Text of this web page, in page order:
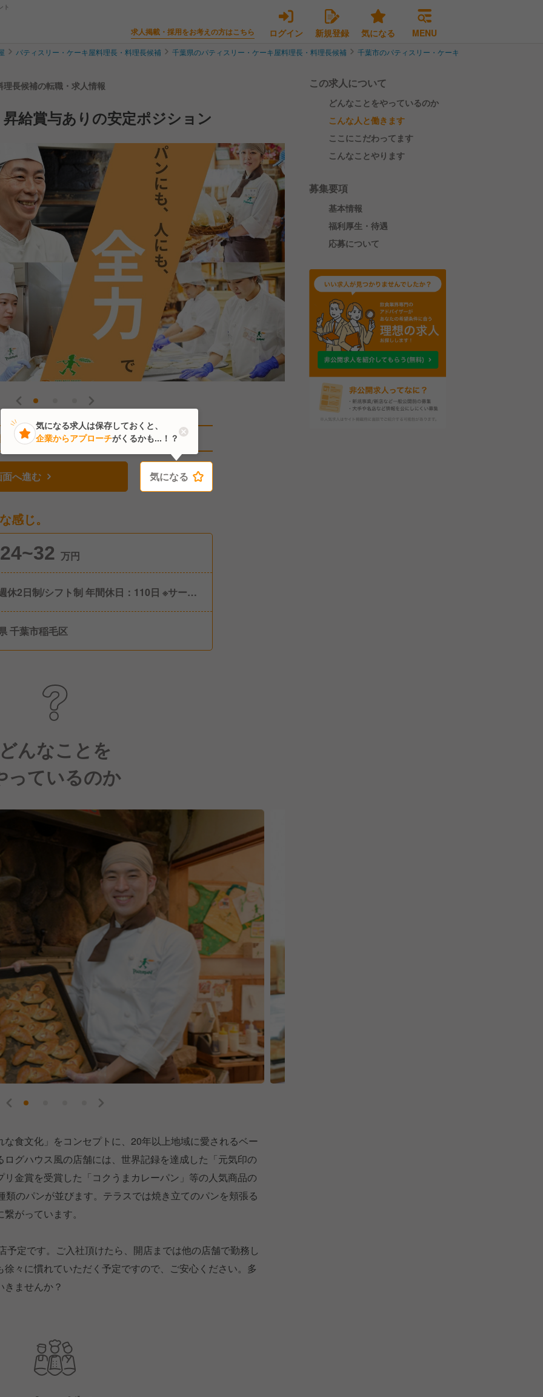
ト
求人掲載・採用をお考えの方はこちら ログイン 新規登録 気になる MENU
パティスリー・ケーキ屋料理長・料理長候補 千葉県のパティスリー・ケーキ屋料理長・料理長候補 千葉市のパティスリー・ケーキ屋料理長・料理長候補
長候補の転職・求人情報
給賞与ありの安定ポジション
近2人がこの求人を検討中
へ進む 気になる
感じ。
24~32 万円
休2日制/シフト制 年間休日：110日 ※サービ
暇、慶弔休暇、産前・産後休暇、育児休暇、
暇 備考：育児休業 、子の看護休暇等、路面
した。復帰後も、時短勤務等をしながら、培
ャリアを活かし活躍する女性が多数います。
千葉市稲毛区
んなことを
っているのか
食文化」をコンセプトに、20年以上地域に愛されるベー
グハウス風の店舗には、世界記録を達成した「元気印の
金賞を受賞した「コクうまカレーパン」等の人気商品の
のパンが並びます。テラスでは焼き立てのパンを頬張る
がっています。
予定です。ご入社頂けたら、開店までは他の店舗で勤務し
々に慣れていただく予定ですので、ご安心ください。多
ませんか？
この求人について
どんなことをやっているのか
こんな人と働きます
ここにこだわってます
こんなことやります
募集要項
基本情報
福利厚生・待遇
応募について
気になる
気になる求人は保存しておくと、
企業からアプローチがくるかも...！？